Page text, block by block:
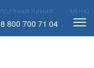
ГОРЯЧАЯ ЛИНИЯ
8 800 700 71 04
МЕНЮ